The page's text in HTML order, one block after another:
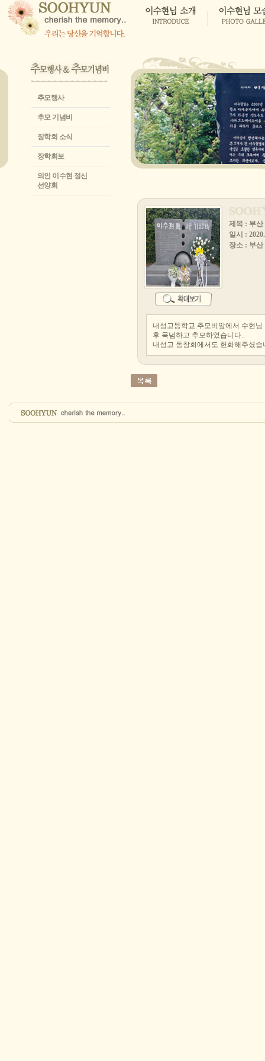
추모행사
추모 기념비
장학회 소식
장학회보
의인 이수현 정신
선양회
제목 : 부산
일시 :
장소 : 부
내성고등학교 추모비앞에서 수현
후 묵념하고 추모하였습니다.
내성고 동창회에서도 헌화해주셨습